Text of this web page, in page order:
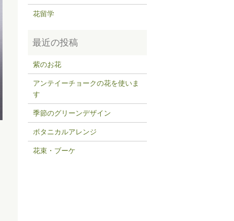
花留学
紫のお花
アンテイーチョークの花を使いま
す
季節のグリーンデザイン
ボタニカルアレンジ
花束・ブーケ